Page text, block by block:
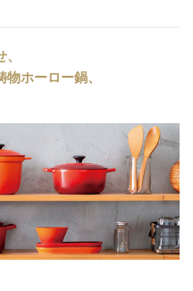
インナーリッドは ≪こちら≫。
。
たフタは食洗器の使用をお避け下さい。変色する可能性があります。
ホーロー鍋、